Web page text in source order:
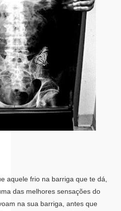
aquele frio na barriga que te dá,
das melhores sensações do
na sua barriga, antes que